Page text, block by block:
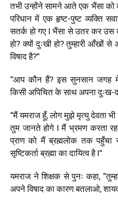
तभी उन्होंने सामने आते एक भैंसा
परिधान में एक हृष्ट-पुष्ट व्यक्ति
सतर्क हो गए l भैंसा से उतर कर उस
हो? क्यों दुःखी हो? तुम्हारी आँखों
विषाद है?”
“आप कौन हैं? इस सुनसान जगह
किसी अपिचित के साथ अपना दुःख-
“मैं यमराज हूँ, लोग मुझे मृत्यु देवता
तुम जानते होगे l मैं भ्रमण करता
प्राण को मैं ब्रह्मलोक तक
सृष्टिकर्ता ब्रह्मा का दायित्व है l”
यमराज ने शिक्षक से पुनः कहा,
अपने विषाद का कारण बतलाओ,